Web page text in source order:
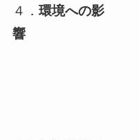
４． 環境への影
響
合成ス